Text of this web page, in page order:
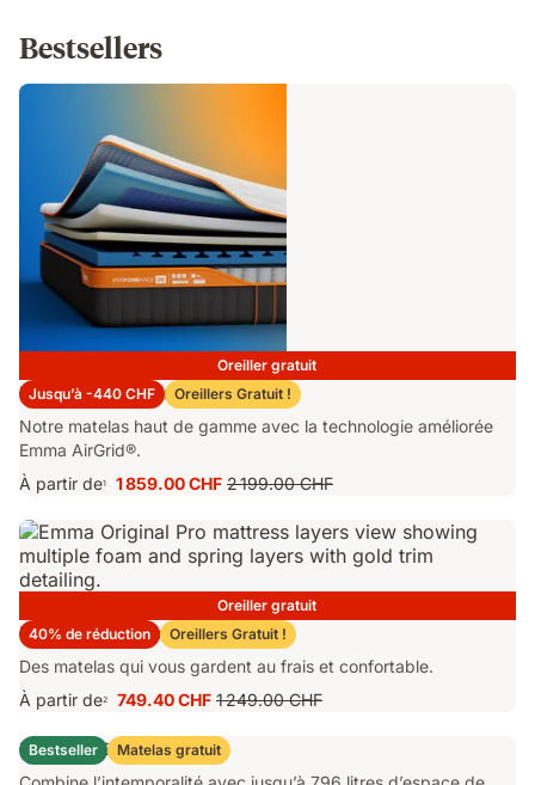
Bestsellers
Oreiller gratuit
Jusqu’à -440 CHF
Oreillers Gratuit !
Matelas Emma Performance 26
Notre matelas haut de gamme avec la technologie améliorée
Emma AirGrid®.
À partir de1
Prix
1 859.00 CHF Prix
2 199.00 CHF
2 199.00 CHF
Oreiller gratuit
40% de réduction
Oreillers Gratuit !
Matelas Emma Original Pro
Des matelas qui vous gardent au frais et confortable.
À partir de2
Prix
749.40 CHF
749.40 CHF Prix
d'origine
1 249.00 CHF
1 249.00 CHF
Bestseller Matelas gratuit
Lit Coffre Emma Original